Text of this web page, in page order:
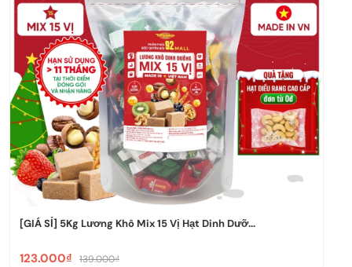
[GIÁ SỈ] 5Kg Lương Khô Mix 15 Vị Hạt Dinh Dưỡ...
123.000₫ 139.000₫